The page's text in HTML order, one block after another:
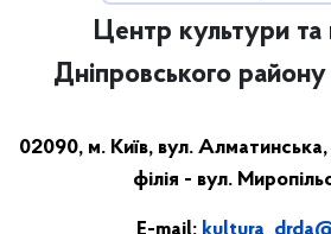
Центр культури та
Дніпровського району
02090, м. Київ, вул.
філія - вул.